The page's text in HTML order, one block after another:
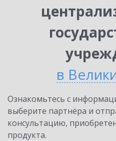
в
Ознакомьтесь с
выберите партнёра и
консультацию,
продукта.